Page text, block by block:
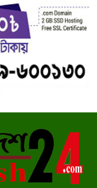
সমাবেশের উদ্যোগে
বিতরণ
সংঘর্ষে প্রাণ গেল ২
ঘুমের ওষুধ খাইয়ে